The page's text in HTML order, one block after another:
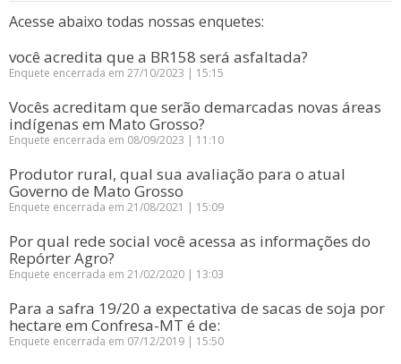
Acesse abaixo todas nossas enquetes:
você acredita que a BR158 será asfaltada?
Enquete encerrada em 27/10/2023 | 15:15
Vocês acreditam que serão demarcadas novas áreas
indígenas em Mato Grosso?
Enquete encerrada em 08/09/2023 | 11:10
Produtor rural, qual sua avaliação para o atual
Governo de Mato Grosso
Enquete encerrada em 21/08/2021 | 15:09
Por qual rede social você acessa as informações do
Repórter Agro?
Enquete encerrada em 21/02/2020 | 13:03
Para a safra 19/20 a expectativa de sacas de soja por
hectare em Confresa-MT é de:
Enquete encerrada em 07/12/2019 | 15:50